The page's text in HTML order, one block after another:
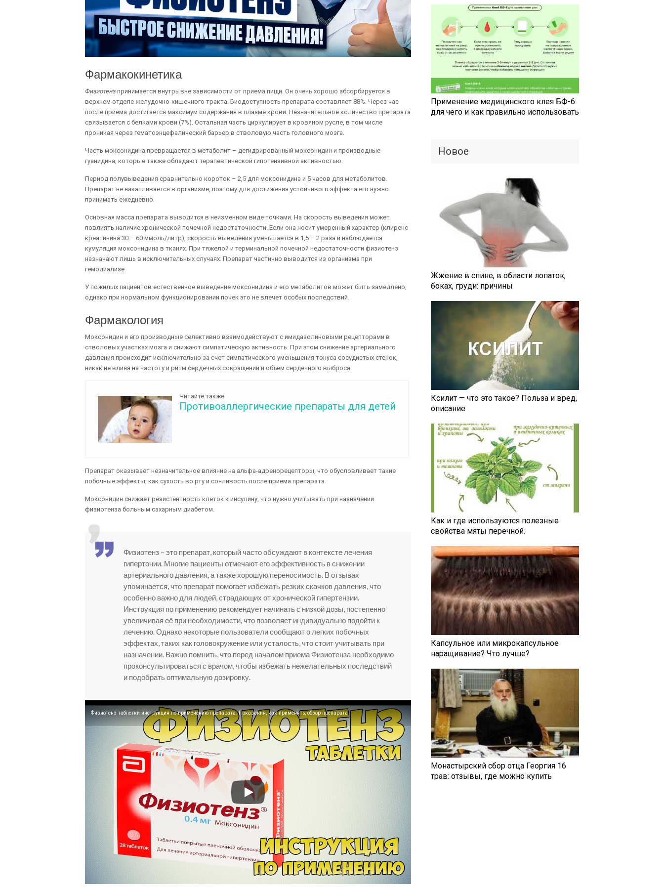
Фармакокинетика
Физиотенз принимается внутрь вне зависимости от приема пищи. Он очень хорошо абсорбируется в
верхнем отделе желудочно-кишечного тракта. Биодоступность препарата составляет 88%. Через час
после приема достигается максимум содержания в плазме крови. Незначительное количество препарата
связывается с белками крови (7%). Остальная часть циркулирует в кровяном русле, в том числе
проникая через гематоэнцефалический барьер в стволовую часть головного мозга.
Часть моксонидина превращается в метаболит – дегидрированный моксонидин и производные
гуанидина, которые также обладают терапевтической гипотензивной активностью.
Период полувыведения сравнительно короток – 2,5 для моксонидина и 5 часов для метаболитов.
Препарат не накапливается в организме, поэтому для достижения устойчивого эффекта его нужно
принимать ежедневно.
Основная масса препарата выводится в неизменном виде почками. На скорость выведения может
повлиять наличие хронической почечной недостаточности. Если она носит умеренный характер (клиренс
креатинина 30 – 60 ммоль/литр), скорость выведения уменьшается в 1,5 – 2 раза и наблюдается
кумуляция моксонидина в тканях. При тяжелой и терминальной почечной недостаточности физиотенз
назначают лишь в исключительных случаях. Препарат частично выводится из организма при
гемодиализе.
У пожилых пациентов естественное выведение моксонидина и его метаболитов может быть замедлено,
однако при нормальном функционировании почек это не влечет особых последствий.
Фармакология
Моксонидин и его производные селективно взаимодействуют с имидазолиновыми рецепторами в
стволовых участках мозга и снижают симпатическую активность. При этом снижение артериального
давления происходит исключительно за счет симпатического уменьшения тонуса сосудистых стенок,
никак не влияя на частоту и ритм сердечных сокращений и объем сердечного выброса.
Читайте также:
Противоаллергические препараты для детей
Препарат оказывает незначительное влияние на альфа-адренорецепторы, что обусловливает такие
побочные эффекты, как сухость во рту и сонливость после приема препарата.
Моксонидин снижает резистентность клеток к инсулину, что нужно учитывать при назначении
физиотенза больным сахарным диабетом.
Физиотенз – это препарат, который часто обсуждают в контексте лечения
гипертонии. Многие пациенты отмечают его эффективность в снижении
артериального давления, а также хорошую переносимость. В отзывах
упоминается, что препарат помогает избежать резких скачков давления, что
особенно важно для людей, страдающих от хронической гипертензии.
Инструкция по применению рекомендует начинать с низкой дозы, постепенно
увеличивая её при необходимости, что позволяет индивидуально подойти к
лечению. Однако некоторые пользователи сообщают о легких побочных
эффектах, таких как головокружение или усталость, что стоит учитывать при
назначении. Важно помнить, что перед началом приема Физиотенза необходимо
проконсультироваться с врачом, чтобы избежать нежелательных последствий
и подобрать оптимальную дозировку.
Физиотенз таблетки инструкция по применению препарата: Показания, как применять, обзор препарата
Применение медицинского клея БФ-6:
для чего и как правильно использовать
Новое
Жжение в спине, в области лопаток,
боках, груди: причины
Ксилит — что это такое? Польза и вред,
описание
Как и где используются полезные
свойства мяты перечной.
Капсульное или микрокапсульное
наращивание? Что лучше?
Монастырский сбор отца Георгия 16
трав: отзывы, где можно купить